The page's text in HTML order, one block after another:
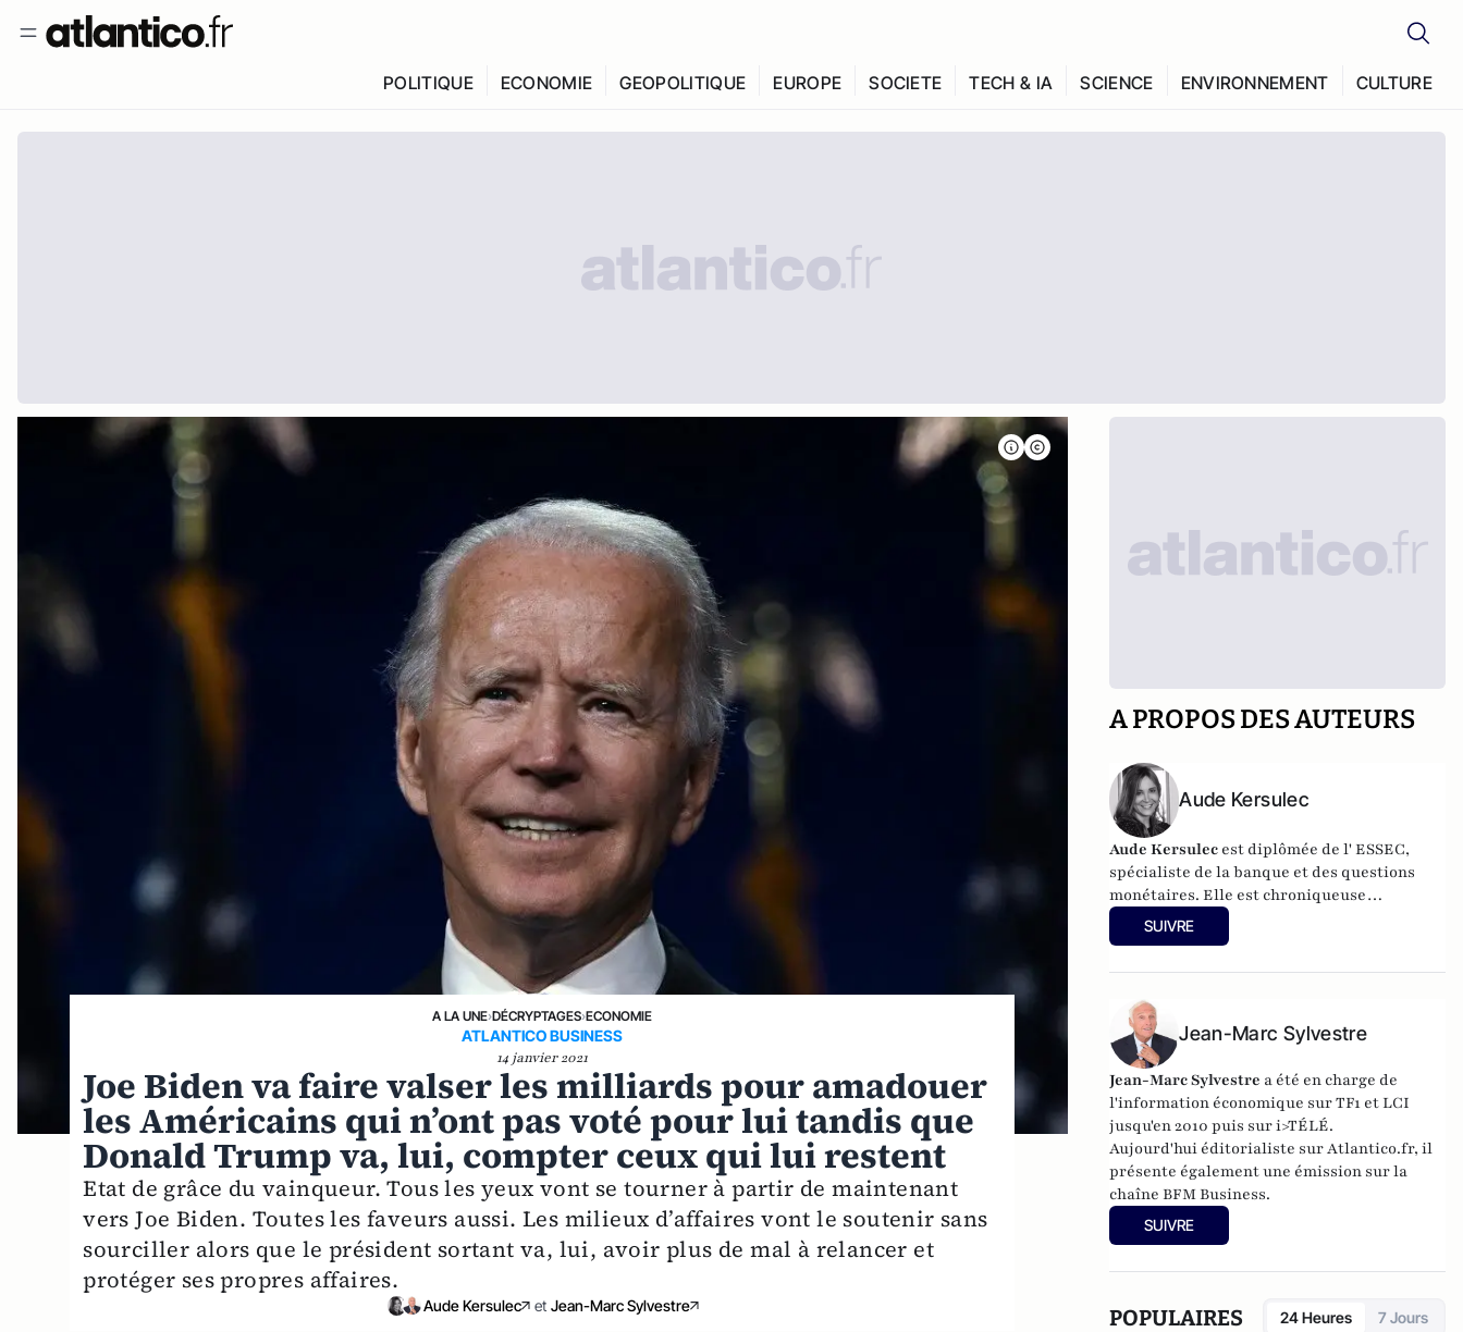
POLITIQUE ECONOMIE GEOPOLITIQUE EUROPE SOCIETE TECH & IA SCIENCE ENVIRONNEMENT CULTURE
A LA UNE›DÉCRYPTAGES›ECONOMIE
ATLANTICO BUSINESS
14 janvier 2021
Joe Biden va faire valser les milliards pour amadouer
les Américains qui n’ont pas voté pour lui tandis que
Donald Trump va, lui, compter ceux qui lui restent
Etat de grâce du vainqueur. Tous les yeux vont se tourner à partir de maintenant
vers Joe Biden. Toutes les faveurs aussi. Les milieux d’affaires vont le soutenir sans
sourciller alors que le président sortant va, lui, avoir plus de mal à relancer et
protéger ses propres affaires.
Aude Kersulec et Jean-Marc Sylvestre
A PROPOS DES AUTEURS
Aude Kersulec
Aude Kersulec est diplômée de l' ESSEC,
spécialiste de la banque et des questions
monétaires. Elle est chroniqueuse
économique sur BFMTV Business.
SUIVRE
Jean-Marc Sylvestre
Jean-Marc Sylvestre a été en charge de
l'information économique sur TF1 et LCI
jusqu'en 2010 puis sur i>TÉLÉ.
Aujourd'hui éditorialiste sur Atlantico.fr, il
présente également une émission sur la
chaîne BFM Business.
SUIVRE
POPULAIRES 24 Heures 7 Jours